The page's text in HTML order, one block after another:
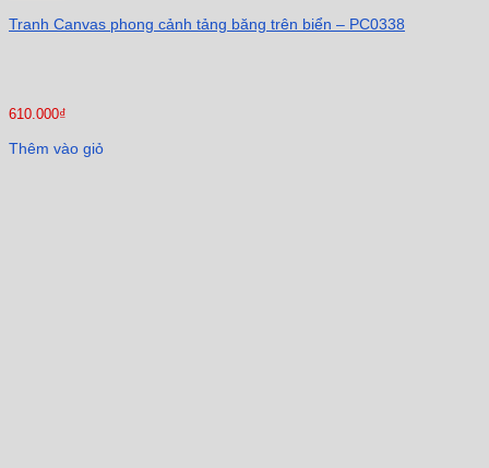
Tranh Canvas phong cảnh tảng băng trên biển – PC0338
610.000₫
Thêm vào giỏ